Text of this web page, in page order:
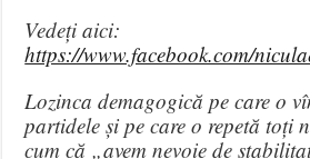
Vedeți aici:
https://www.facebook.com/
Lozinca demagogică pe care o
partidele și pe care o repetă toți
cum că „avem nevoie de